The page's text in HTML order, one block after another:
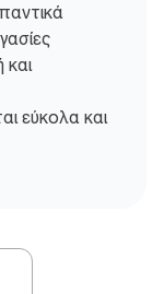
εύκολα και